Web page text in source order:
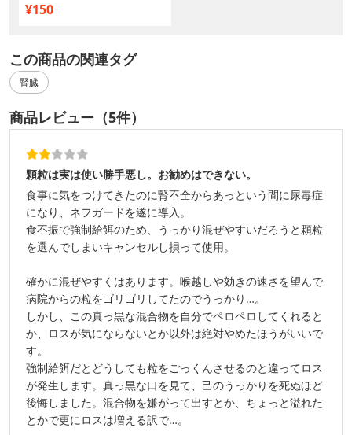
¥150
この商品の関連タグ
腎臓
商品レビュー（5件）
顆粒は実は使い勝手悪し。お勧めはできない。
食事に気をつけてきたのに腎不全からあっという間に尿毒症
になり、ネフガードを遂に導入。
食不振で強制給餌のため、うっかり混ぜやすいだろうと顆粒
を選んでしまいキャンセルし損って使用。
確かに混ぜやすくはあります。喉越しや効きの速さを望んで
病院からの粒をゴリゴリしてたのでうっかり…。
しかし、この真っ黒な混合物を自分でペロペロしてくれると
か、ロスが気にならないとか以外は絶対やめたほうがいいで
す。
強制給餌だとどうしても粒をごっくんさせるのと違ってロス
が発生します。真っ黒な口を見て、己のうっかりを死ぬほど
後悔しました。混合物を嫌がって出すとか、ちょっと溢れた
とかで更にロスは増える訳で…。